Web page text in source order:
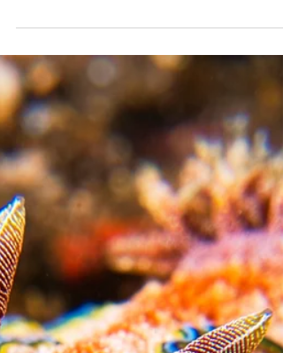
Ici nous vous indiquerons les meilleurs sites de
snorkeling que vous devez absolument
découvrir, que vous cherchiez des tortues, des
raies Manta, des épaves ou des poissons de
récifs